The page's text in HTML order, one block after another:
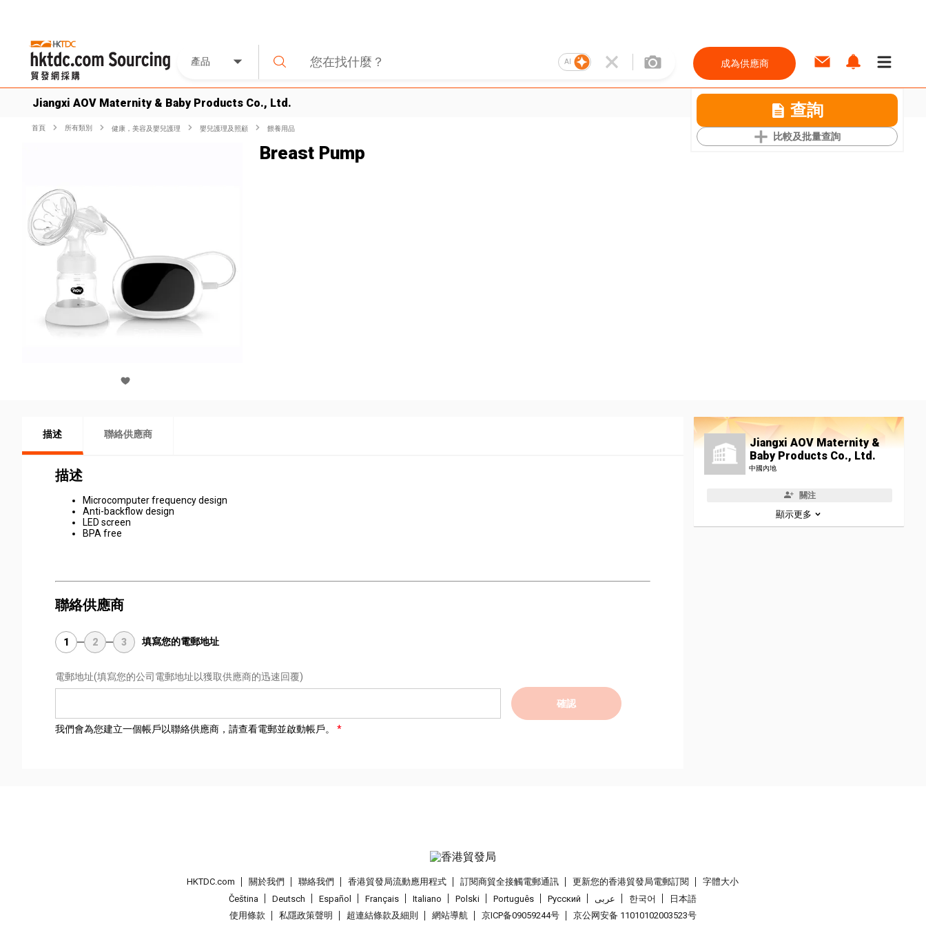
產品 AI 成為供應商
Jiangxi AOV Maternity & Baby Products Co., Ltd. 查詢
比較及批量查詢
首頁 所有類別 健康，美容及嬰兒護理 嬰兒護理及照顧 餵養用品
Breast Pump
描述 聯絡供應商
描述
Microcomputer frequency design
Anti-backflow design
LED screen
BPA free
聯絡供應商
1 2 3 填寫您的電郵地址
電郵地址(填寫您的公司電郵地址以獲取供應商的迅速回覆)
確認
我們會為您建立一個帳戶以聯絡供應商，請查看電郵並啟動帳戶。
Jiangxi AOV Maternity &
Baby Products Co., Ltd.
中國內地
關注
顯示更多
HKTDC.com 關於我們 聯絡我們 香港貿發局流動應用程式 訂閱商貿全接觸電郵通訊 更新您的香港貿發局電郵訂閱
字體大小
Čeština
Deutsch Español Français Italiano Polski Português Pусский عربى 한국어
日本語
使用條款
私隱政策聲明 超連結條款及細則 網站導航 京ICP备09059244号 京公网安备 11010102003523号